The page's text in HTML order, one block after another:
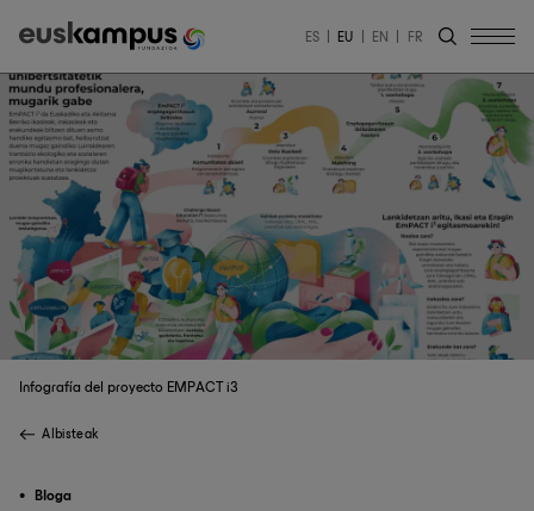
ES EU EN FR
Infografía del proyecto EMPACT i3
Albisteak
Bloga